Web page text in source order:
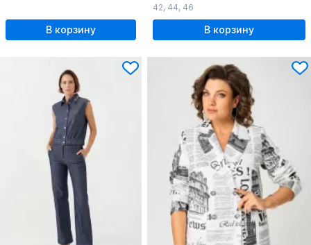
В корзину
42, 44, 46
В корзину